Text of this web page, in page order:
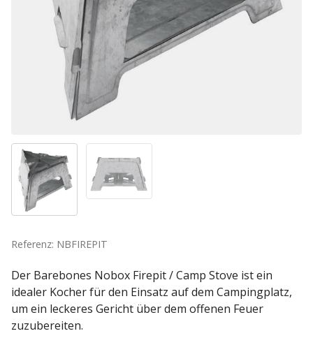
Referenz: NBFIREPIT
Der Barebones Nobox Firepit / Camp Stove ist ein
idealer Kocher für den Einsatz auf dem Campingplatz,
um ein leckeres Gericht über dem offenen Feuer
zuzubereiten.